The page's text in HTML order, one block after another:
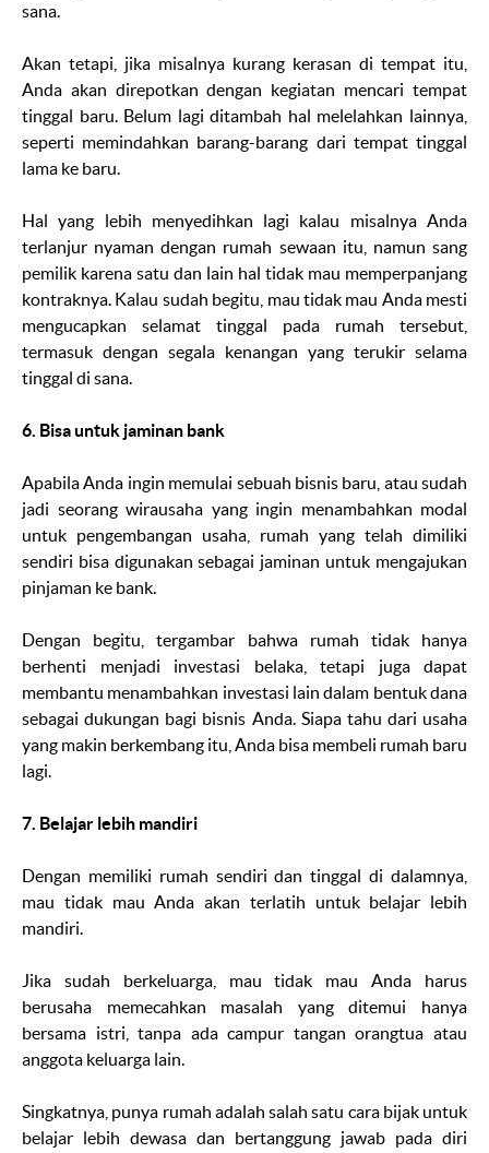
sana.
Akan tetapi, jika misalnya kurang kerasan di tempat itu,
Anda akan direpotkan dengan kegiatan mencari tempat
tinggal baru. Belum lagi ditambah hal melelahkan lainnya,
seperti memindahkan barang-barang dari tempat tinggal
lama ke baru.
Hal yang lebih menyedihkan lagi kalau misalnya Anda
terlanjur nyaman dengan rumah sewaan itu, namun sang
pemilik karena satu dan lain hal tidak mau memperpanjang
kontraknya. Kalau sudah begitu, mau tidak mau Anda mesti
mengucapkan selamat tinggal pada rumah tersebut,
termasuk dengan segala kenangan yang terukir selama
tinggal di sana.
6. Bisa untuk jaminan bank
Apabila Anda ingin memulai sebuah bisnis baru, atau sudah
jadi seorang wirausaha yang ingin menambahkan modal
untuk pengembangan usaha, rumah yang telah dimiliki
sendiri bisa digunakan sebagai jaminan untuk mengajukan
pinjaman ke bank.
Dengan begitu, tergambar bahwa rumah tidak hanya
berhenti menjadi investasi belaka, tetapi juga dapat
membantu menambahkan investasi lain dalam bentuk dana
sebagai dukungan bagi bisnis Anda. Siapa tahu dari usaha
yang makin berkembang itu, Anda bisa membeli rumah baru
lagi.
7. Belajar lebih mandiri
Dengan memiliki rumah sendiri dan tinggal di dalamnya,
mau tidak mau Anda akan terlatih untuk belajar lebih
mandiri.
Jika sudah berkeluarga, mau tidak mau Anda harus
berusaha memecahkan masalah yang ditemui hanya
bersama istri, tanpa ada campur tangan orangtua atau
anggota keluarga lain.
Singkatnya, punya rumah adalah salah satu cara bijak untuk
belajar lebih dewasa dan bertanggung jawab pada diri